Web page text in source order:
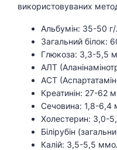
використовуваних
Альбумін: 35-50
Загальний білок:
Глюкоза: 3,3-5,5
АЛТ
АСТ
Креатинін: 27-62
Сечовина: 1,8-6,4
Холестерин: 3,0-
Білірубін
Калій: 3,5-5,5